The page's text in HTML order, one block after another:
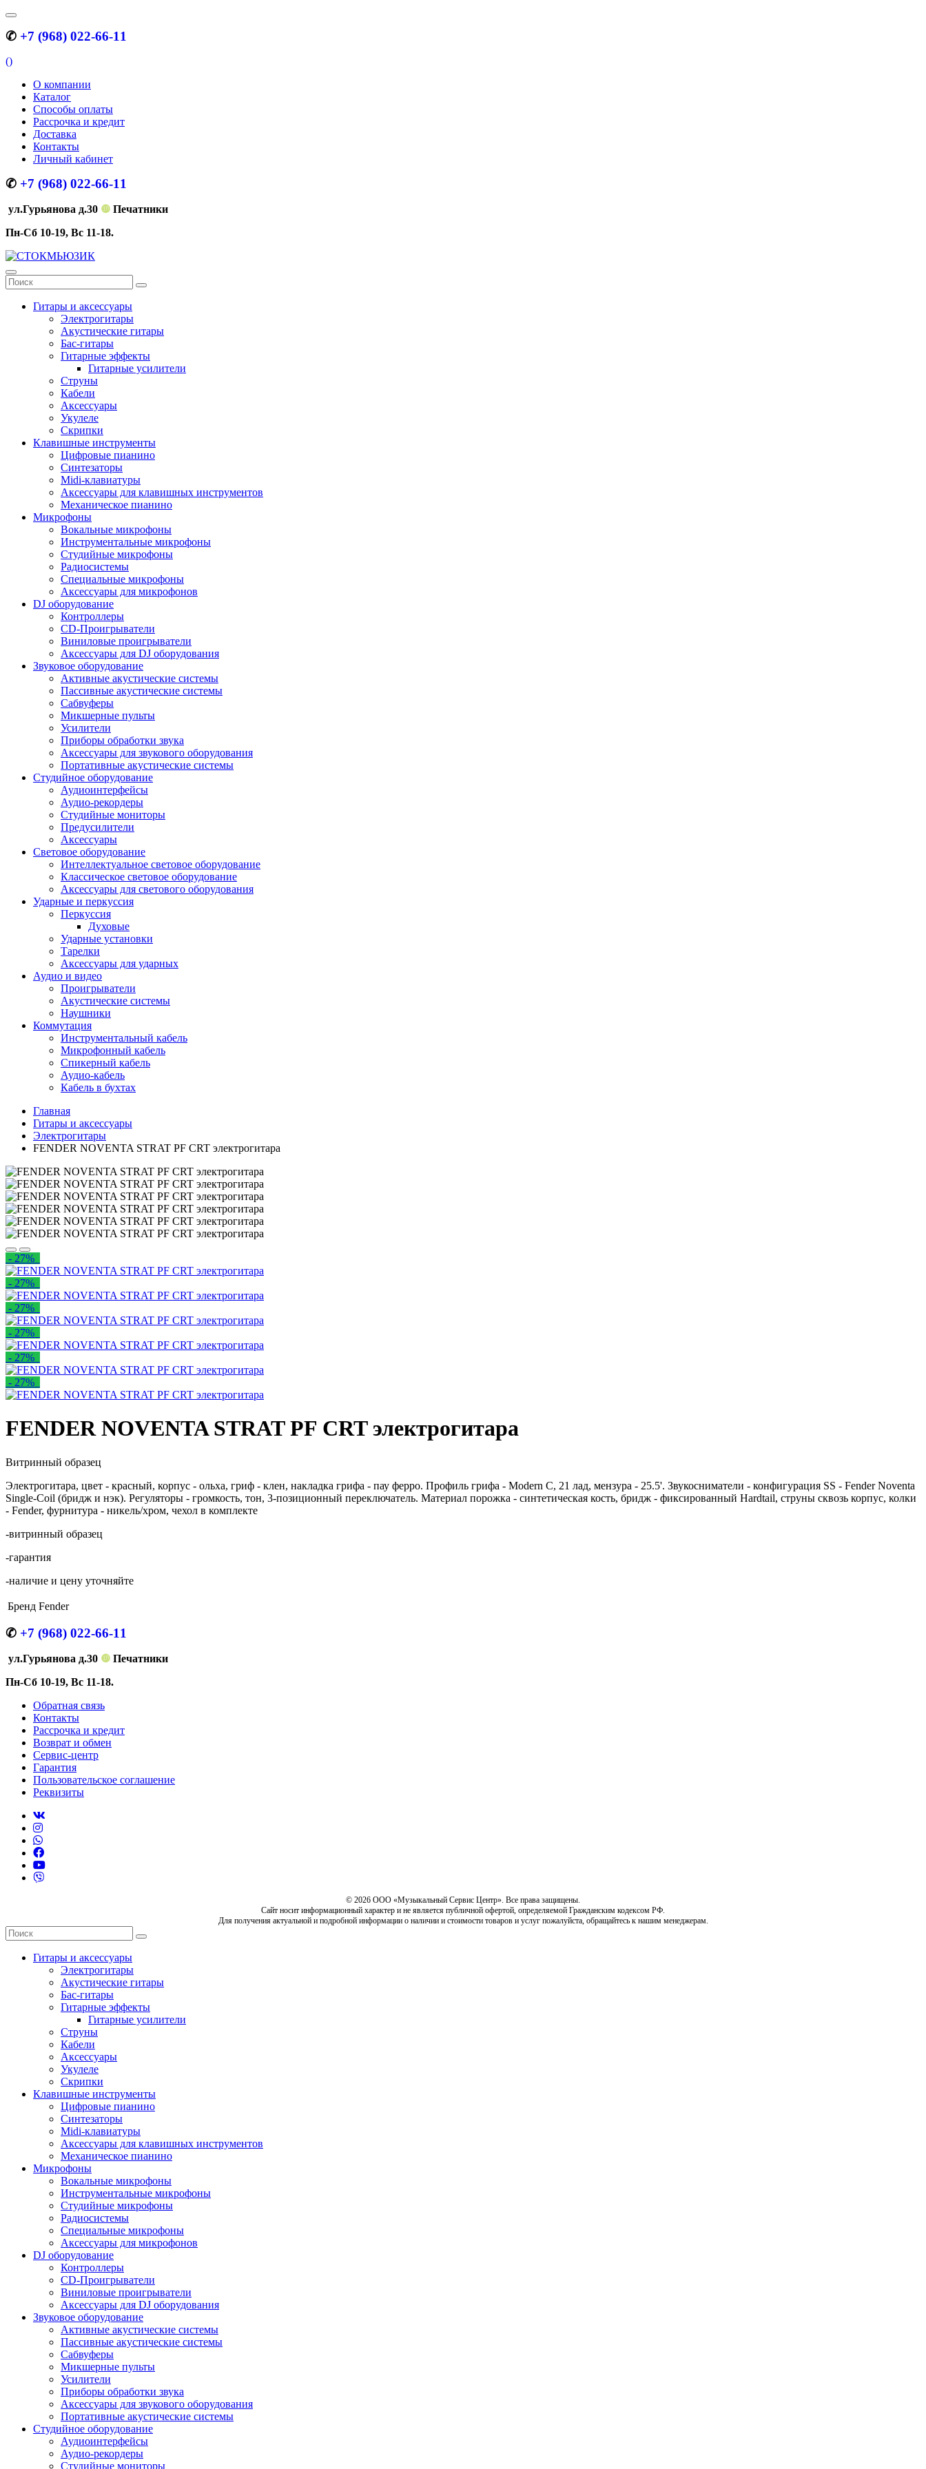
✆ +7 (968) 022-66-11
()
О компании
Каталог
Способы оплаты
Рассрочка и кредит
Доставка
Контакты
Личный кабинет
✆ +7 (968) 022-66-11
ул.Гурьянова д.30 ❿ Печатники
Пн-Сб 10-19, Вс 11-18.
Гитары и аксессуары
Электрогитары
Акустические гитары
Бас-гитары
Гитарные эффекты
Гитарные усилители
Струны
Кабели
Аксессуары
Укулеле
Скрипки
Клавишные инструменты
Цифровые пианино
Синтезаторы
Midi-клавиатуры
Аксессуары для клавишных инструментов
Механическое пианино
Микрофоны
Вокальные микрофоны
Инструментальные микрофоны
Студийные микрофоны
Радиосистемы
Специальные микрофоны
Аксессуары для микрофонов
DJ оборудование
Контроллеры
CD-Проигрыватели
Виниловые проигрыватели
Аксессуары для DJ оборудования
Звуковое оборудование
Активные акустические системы
Пассивные акустические системы
Сабвуферы
Микшерные пульты
Усилители
Приборы обработки звука
Аксессуары для звукового оборудования
Портативные акустические системы
Студийное оборудование
Аудиоинтерфейсы
Аудио-рекордеры
Студийные мониторы
Предусилители
Аксессуары
Световое оборудование
Интеллектуальное световое оборудование
Классическое световое оборудование
Аксессуары для светового оборудования
Ударные и перкуссия
Перкуссия
Духовые
Ударные установки
Тарелки
Аксессуары для ударных
Аудио и видео
Проигрыватели
Акустические системы
Наушники
Коммутация
Инструментальный кабель
Микрофонный кабель
Спикерный кабель
Аудио-кабель
Кабель в бухтах
Главная
Гитары и аксессуары
Электрогитары
FENDER NOVENTA STRAT PF CRT электрогитара
- 27%
- 27%
- 27%
- 27%
- 27%
- 27%
FENDER NOVENTA STRAT PF CRT электрогитара
Витринный образец
Электрогитара, цвет - красный, корпус - ольха, гриф - клен, накладка грифа - пау ферро. Профиль грифа - Modern C, 21 лад, мензура - 25.5'. Звукосниматели - конфигурация SS - Fender Noventa
Single-Coil (бридж и нэк). Регуляторы - громкость, тон, 3-позиционный переключатель. Материал порожка - синтетическая кость, бридж - фиксированный Hardtail, струны сквозь корпус, колки
- Fender, фурнитура - никель/хром, чехол в комплекте
-витринный образец
-гарантия
-наличие и цену уточняйте
Бренд Fender
✆ +7 (968) 022-66-11
ул.Гурьянова д.30 ❿ Печатники
Пн-Сб 10-19, Вс 11-18.
Обратная связь
Контакты
Рассрочка и кредит
Возврат и обмен
Сервис-центр
Гарантия
Пользовательское соглашение
Реквизиты
© 2026 ООО «Музыкальный Сервис Центр». Все права защищены.
Сайт носит информационный характер и не является публичной офертой, определяемой Гражданским кодексом РФ.
Для получения актуальной и подробной информации о наличии и стоимости товаров и услуг пожалуйста, обращайтесь к нашим менеджерам.
Гитары и аксессуары
Электрогитары
Акустические гитары
Бас-гитары
Гитарные эффекты
Гитарные усилители
Струны
Кабели
Аксессуары
Укулеле
Скрипки
Клавишные инструменты
Цифровые пианино
Синтезаторы
Midi-клавиатуры
Аксессуары для клавишных инструментов
Механическое пианино
Микрофоны
Вокальные микрофоны
Инструментальные микрофоны
Студийные микрофоны
Радиосистемы
Специальные микрофоны
Аксессуары для микрофонов
DJ оборудование
Контроллеры
CD-Проигрыватели
Виниловые проигрыватели
Аксессуары для DJ оборудования
Звуковое оборудование
Активные акустические системы
Пассивные акустические системы
Сабвуферы
Микшерные пульты
Усилители
Приборы обработки звука
Аксессуары для звукового оборудования
Портативные акустические системы
Студийное оборудование
Аудиоинтерфейсы
Аудио-рекордеры
Студийные мониторы